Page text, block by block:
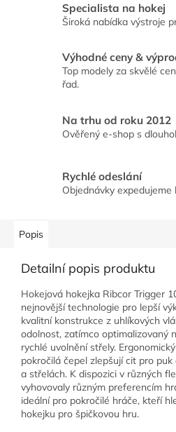
Specialista na hokej
Široká nabídka výstroje
Výhodné ceny &
Top modely za skvělé
řad.
Na trhu od roku 2012
Ověřený e-shop s
Rychlé odeslání
Objednávky
Popis
Detailní popis produktu
Hokejová hokejka Ribcor Trigger
nejnovější technologie pro lepší
kvalitní konstrukce z uhlíkových
odolnost, zatímco optimalizovaný
rychlé uvolnění střely.
pokročilá čepel zlepšují cit pro
a střelách. K dispozici v různých
vyhovovaly různým preferencím
ideální pro pokročilé hráče, kteří
hokejku pro špičkovou hru.